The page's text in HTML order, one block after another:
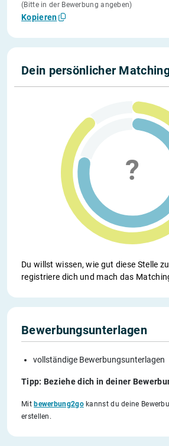
(Bitte in der Bewerbung angeben)
Kopieren
Dein persönlicher
Du willst wissen, wie gut diese Stelle
registriere dich und mach das
Bewerbungsunterlagen
vollständige Bewerbungsunterlagen
Tipp: Beziehe dich in deiner
Mit bewerbung2gokannst du deine
erstellen.